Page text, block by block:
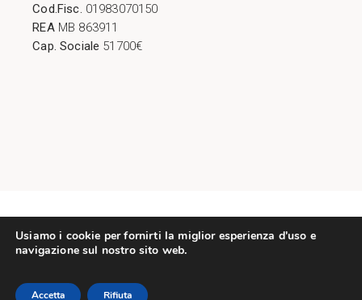
Cod.Fisc. 01983070150
REA MB 863911
Cap. Sociale 51700€
Copyright © 2026. Tutti i diritti riservati.
Strategie Digitali Innovea
Privacy Policy|Cookie Policy
Usiamo i cookie per fornirti la miglior esperienza d'uso e
navigazione sul nostro sito web.
Accetta Rifiuta